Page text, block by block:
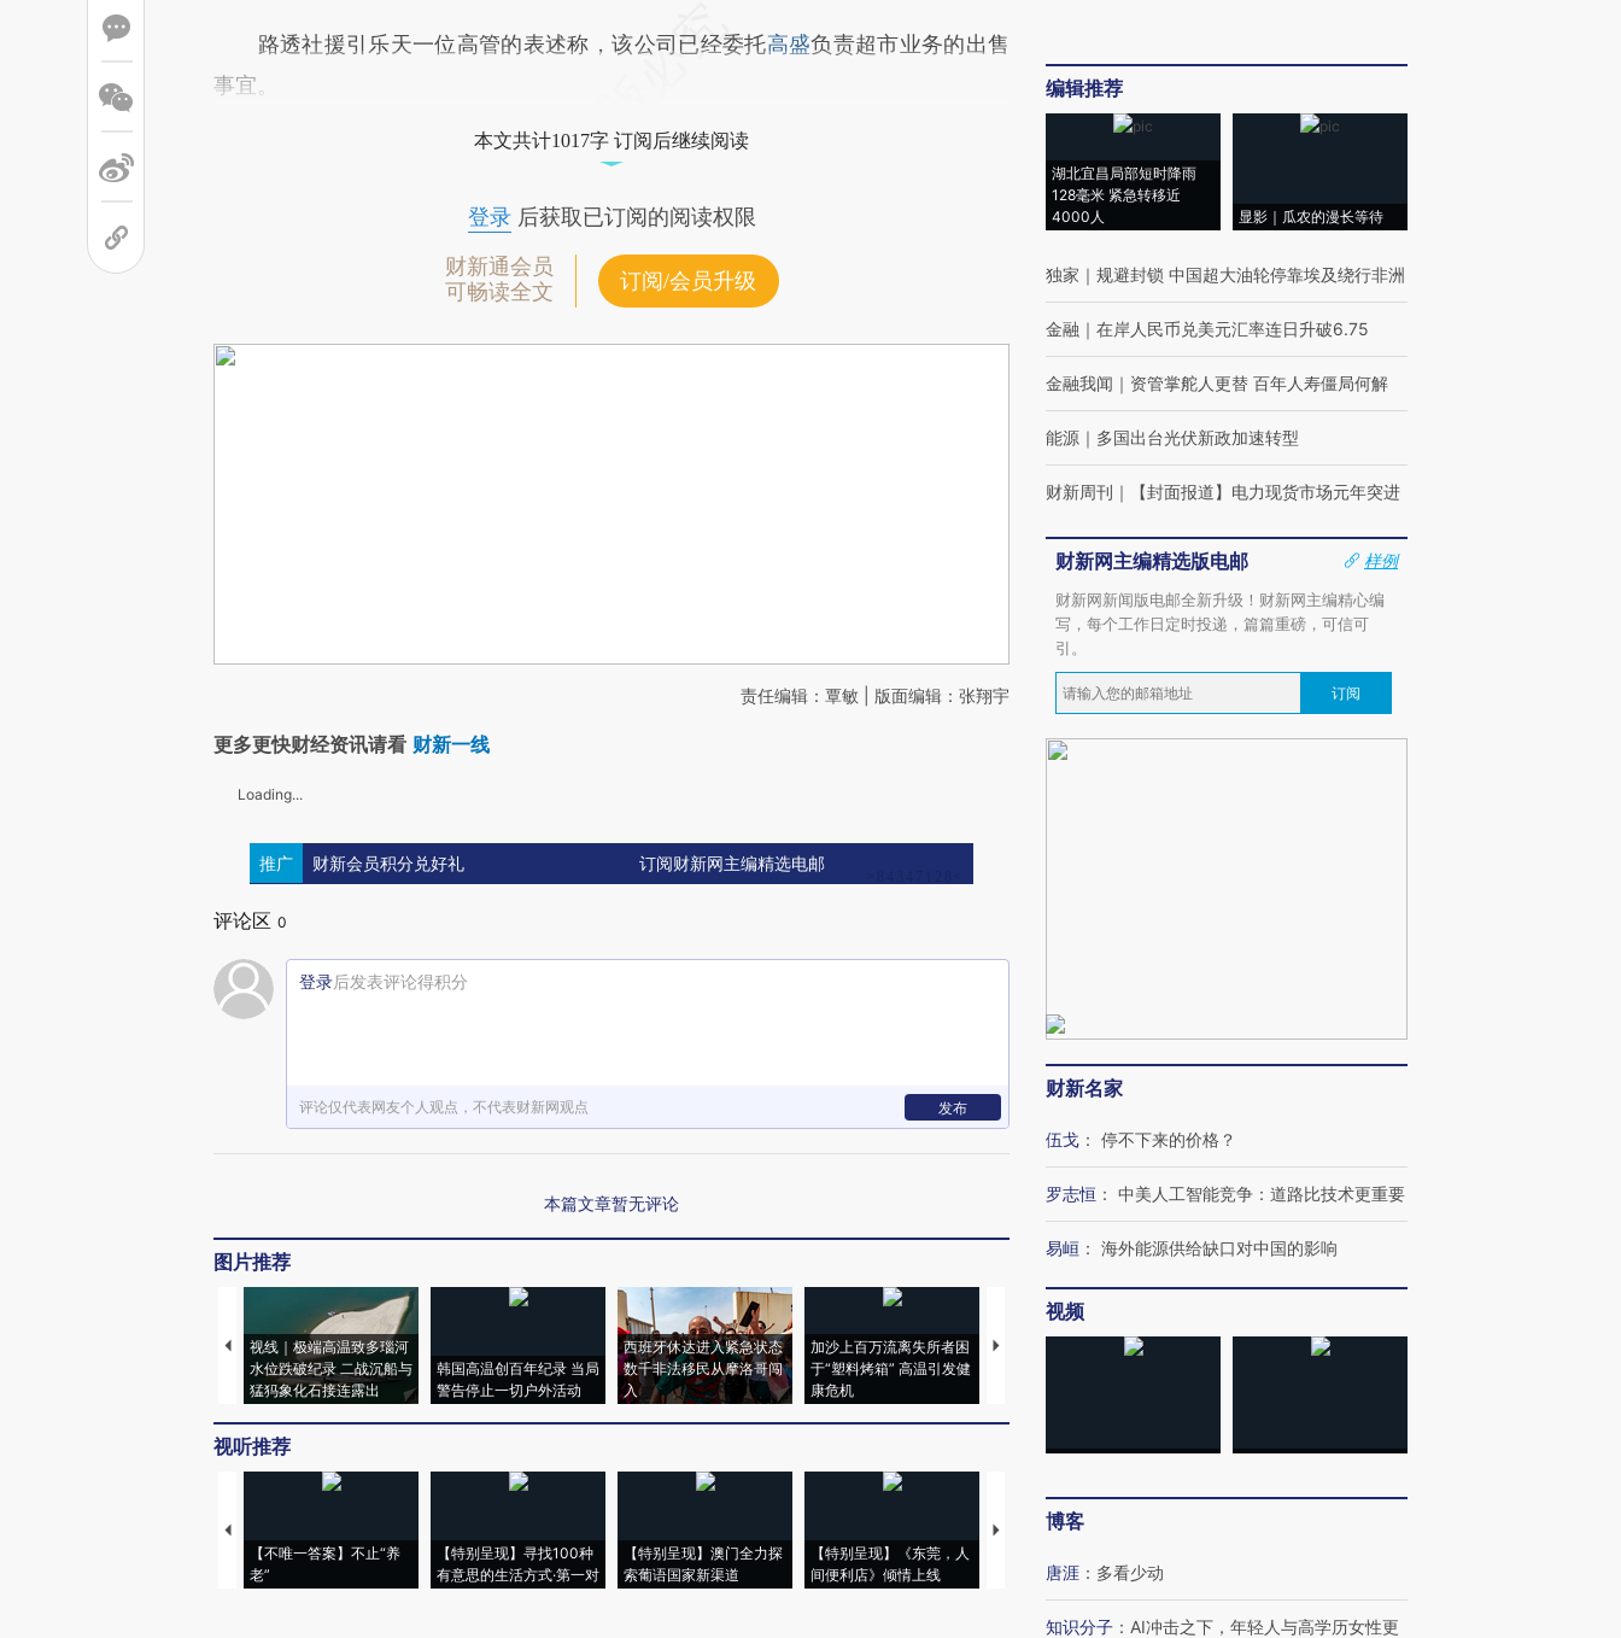
路透社援引乐天一位高管的表述称，该公司已经委托高盛负责超市业务的出售
事宜。
本文共计1017字 订阅后继续阅读
登录后获取已订阅的阅读权限
财新通会员
可畅读全文
订阅/会员升级
责任编辑：覃敏 | 版面编辑：张翔宇
更多更快财经资讯请看 财新一线
Loading...
推广 财新会员积分兑好礼 订阅财新网主编精选电邮
评论区 0
登录后发表评论得积分
评论仅代表网友个人观点，不代表财新网观点 发布
本篇文章暂无评论
图片推荐
视线｜极端高温致多瑙河
水位跌破纪录 二战沉船与
猛犸象化石接连露出
韩国高温创百年纪录 当局
警告停止一切户外活动
西班牙休达进入紧急状态
数千非法移民从摩洛哥闯
入
加沙上百万流离失所者困
于“塑料烤箱” 高温引发健
康危机
视线｜HYROX的吸金
马航飞行员跨国走私7万
视听推荐
【不唯一答案】不止“养
老”
【特别呈现】寻找100种
有意思的生活方式·第一对
【特别呈现】澳门全力探
索葡语国家新渠道
【特别呈现】《东莞，人
间便利店》倾情上线
【推广】走进第四届链博
编辑推荐
湖北宜昌局部短时降雨
128毫米 紧急转移近
4000人
显影｜瓜农的漫长等待
独家 ｜ 规避封锁 中国超大油轮停靠埃及绕行非洲
金融 ｜ 在岸人民币兑美元汇率连日升破6.75
金融我闻 ｜ 资管掌舵人更替 百年人寿僵局何解
能源 ｜ 多国出台光伏新政加速转型
财新周刊 ｜ 【封面报道】电力现货市场元年突进
财新网主编精选版电邮
样例
财新网新闻版电邮全新升级！财新网主编精心编
写，每个工作日定时投递，篇篇重磅，可信可
引。
订阅
财新名家
伍戈 ： 停不下来的价格？
罗志恒 ： 中美人工智能竞争：道路比技术更重要
易峘 ： 海外能源供给缺口对中国的影响
视频
博客
唐涯 ： 多看少动
知识分子 ： AI冲击之下，年轻人与高学历女性更